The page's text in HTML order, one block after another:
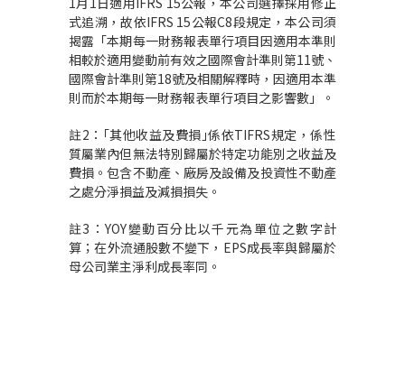
式追溯，故依IFRS 15公報C8段規定，本公司須
揭露「本期每一財務報表單行項目因適用本準則
相較於適用變動前有效之國際會計準則第11號、
國際會計準則第18號及相關解釋時，因適用本準
則而於本期每一財務報表單行項目之影響數」。
註2：｢其他收益及費損｣係依TIFRS規定，係性
質屬業內但無法特別歸屬於特定功能別之收益及
費損。包含不動產、廠房及設備及投資性不動產
之處分淨損益及減損損失。
註3：YOY變動百分比以千元為單位之數字計
算；在外流通股數不變下，EPS成長率與歸屬於
母公司業主淨利成長率同。